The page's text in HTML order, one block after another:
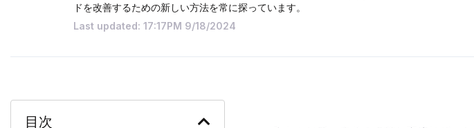
ドを改善するための新しい方法を常に探っています。
Last updated: 17:17PM 9/18/2024
目次